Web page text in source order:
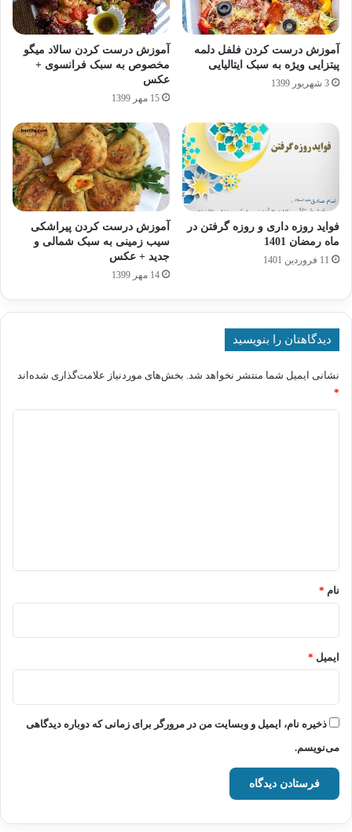
آموزش درست کردن فلفل دلمه
پیتزایی ویژه به سبک ایتالیایی
3 شهریور 1399
آموزش درست کردن سالاد میگو
مخصوص به سبک فرانسوی +
عکس
15 مهر 1399
فواید روزه داری و روزه گرفتن در
ماه رمضان 1401
11 فروردین 1401
آموزش درست کردن پیراشکی
سیب زمینی به سبک شمالی و
جدید + عکس
14 مهر 1399
دیدگاهتان را بنویسید
نشانی ایمیل شما منتشر نخواهد شد. بخش‌های موردنیاز علامت‌گذاری شده‌اند
*
نام *
ایمیل *
ذخیره نام، ایمیل و وبسایت من در مرورگر برای زمانی که دوباره دیدگاهی
می‌نویسم.